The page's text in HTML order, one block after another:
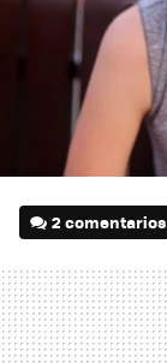
2 comentarios